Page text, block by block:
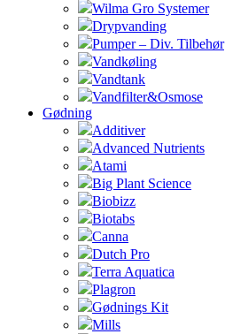
Wilma Gro Systemer
Drypvanding
Pumper – Div. Tilbehør
Vandkøling
Vandtank
Vandfilter&Osmose
Gødning
Additiver
Advanced Nutrients
Atami
Big Plant Science
Biobizz
Biotabs
Canna
Dutch Pro
Terra Aquatica
Plagron
Gødnings Kit
Mills